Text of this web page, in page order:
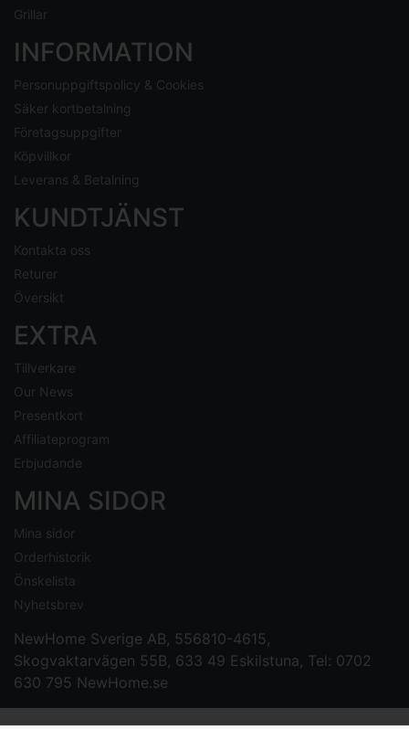
Grillar
INFORMATION
Personuppgiftspolicy & Cookies
Säker kortbetalning
Företagsuppgifter
Köpvillkor
Leverans & Betalning
KUNDTJÄNST
Kontakta oss
Returer
Översikt
EXTRA
Tillverkare
Our News
Presentkort
Affiliateprogram
Erbjudande
MINA SIDOR
Mina sidor
Orderhistorik
Önskelista
Nyhetsbrev
NewHome Sverige AB, 556810-4615,
Skogvaktarvägen 55B, 633 49 Eskilstuna, Tel: 0702
630 795 NewHome.se